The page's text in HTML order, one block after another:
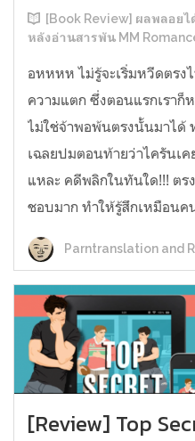
[Book Review] ผลพลอย
หลังอ่านสารพัน MM
อหหหห ไม่รู้จะเริ่มหวีดตรง
ความแตก ซึ่งตอนแรกเรา
ไม่ใช่จ้าพอพ้นตรงนั้นมาได้
เฉลยปมตอนท้ายว่าไครันเค
แหละ คดีพลิกในทันใด!!! ตร
ชอบมาก ทำให้รู้สึกเหมือนค
Parntranslation and
[Review] Top